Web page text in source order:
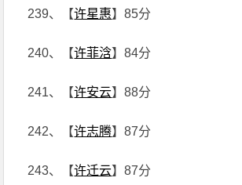
239、【许星惠】85分
240、【许菲浛】84分
241、【许安云】88分
242、【许志腾】87分
243、【许迁云】87分